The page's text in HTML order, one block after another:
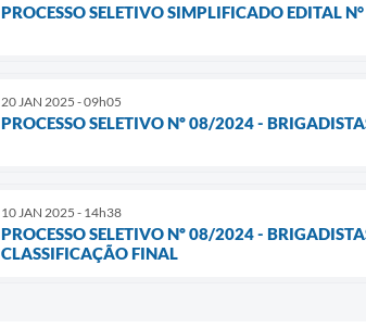
PROCESSO SELETIVO SIMPLIFICADO EDITAL
20 JAN 2025 - 09h05
PROCESSO SELETIVO Nº 08/2024 -
10 JAN 2025 - 14h38
PROCESSO SELETIVO Nº 08/2024 -
CLASSIFICAÇÃO FINAL